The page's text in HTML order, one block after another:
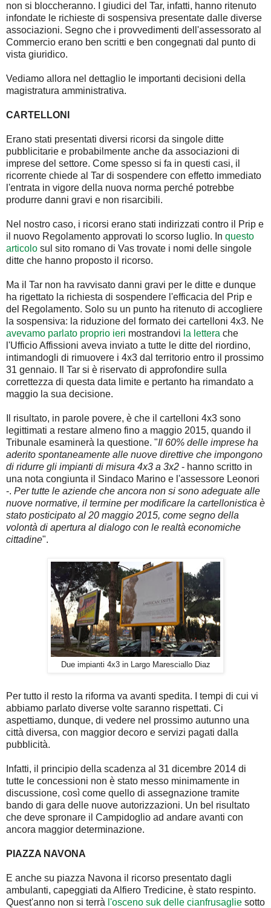
non si bloccheranno. I giudici del Tar, infatti, hanno ritenuto
infondate le richieste di sospensiva presentate dalle diverse
associazioni. Segno che i provvedimenti dell'assessorato al
Commercio erano ben scritti e ben congegnati dal punto di
vista giuridico.
Vediamo allora nel dettaglio le importanti decisioni della
magistratura amministrativa.
CARTELLONI
Erano stati presentati diversi ricorsi da singole ditte
pubblicitarie e probabilmente anche da associazioni di
imprese del settore. Come spesso si fa in questi casi, il
ricorrente chiede al Tar di sospendere con effetto immediato
l'entrata in vigore della nuova norma perché potrebbe
produrre danni gravi e non risarcibili.
Nel nostro caso, i ricorsi erano stati indirizzati contro il Prip e
il nuovo Regolamento approvati lo scorso luglio. In questo
articolo sul sito romano di Vas trovate i nomi delle singole
ditte che hanno proposto il ricorso.
Ma il Tar non ha ravvisato danni gravi per le ditte e dunque
ha rigettato la richiesta di sospendere l'efficacia del Prip e
del Regolamento. Solo su un punto ha ritenuto di accogliere
la sospensiva: la riduzione del formato dei cartelloni 4x3. Ne
avevamo parlato proprio ieri mostrandovi la lettera che
l'Ufficio Affissioni aveva inviato a tutte le ditte del riordino,
intimandogli di rimuovere i 4x3 dal territorio entro il prossimo
31 gennaio. Il Tar si è riservato di approfondire sulla
correttezza di questa data limite e pertanto ha rimandato a
maggio la sua decisione.
Il risultato, in parole povere, è che il cartelloni 4x3 sono
legittimati a restare almeno fino a maggio 2015, quando il
Tribunale esaminerà la questione. "Il 60% delle imprese ha
aderito spontaneamente alle nuove direttive che impongono
di ridurre gli impianti di misura 4x3 a 3x2 - hanno scritto in
una nota congiunta il Sindaco Marino e l'assessore Leonori
-. Per tutte le aziende che ancora non si sono adeguate alle
nuove normative, il termine per modificare la cartellonistica è
stato posticipato al 20 maggio 2015, come segno della
volontà di apertura al dialogo con le realtà economiche
cittadine".
Due impianti 4x3 in Largo Maresciallo Diaz
Per tutto il resto la riforma va avanti spedita. I tempi di cui vi
abbiamo parlato diverse volte saranno rispettati. Ci
aspettiamo, dunque, di vedere nel prossimo autunno una
città diversa, con maggior decoro e servizi pagati dalla
pubblicità.
Infatti, il principio della scadenza al 31 dicembre 2014 di
tutte le concessioni non è stato messo minimamente in
discussione, così come quello di assegnazione tramite
bando di gara delle nuove autorizzazioni. Un bel risultato
che deve spronare il Campidoglio ad andare avanti con
ancora maggior determinazione.
PIAZZA NAVONA
E anche su piazza Navona il ricorso presentato dagli
ambulanti, capeggiati da Alfiero Tredicine, è stato respinto.
Quest'anno non si terrà l'osceno suk delle cianfrusaglie sotto